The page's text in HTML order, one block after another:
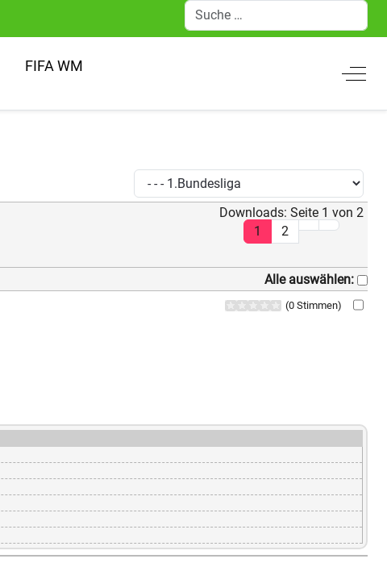
Suchen
FIFA WM Off-
Downloads: Seite 1 von 2
1
2
Alle auswählen:
(0 Stimmen)